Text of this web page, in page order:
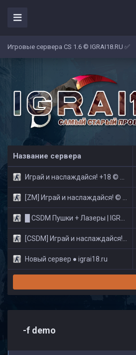
Игровые сервера CS 1.6 © IGRAI18.RU ✅
Название сервера
Играй и наслаждайся! +18 © Public
[ZM] Играй и наслаждайся! © Zombie Show
█ CSDM Пушки + Лазеры | IGRAI18.RU ツ █
[CSDM] Играй и наслаждайся! © Classic
Новый сервер ● igrai18.ru
-f demo